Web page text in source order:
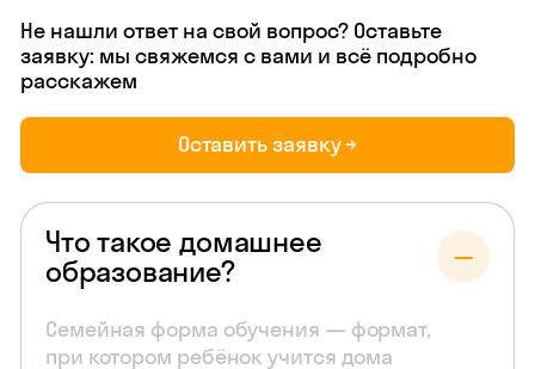
Не нашли ответ на свой вопрос? Оставьте
заявку: мы свяжемся с вами и всё подробно
расскажем
Оставить заявку →
Что такое домашнее
образование?
Семейная форма обучения — формат,
при котором ребёнок учится дома